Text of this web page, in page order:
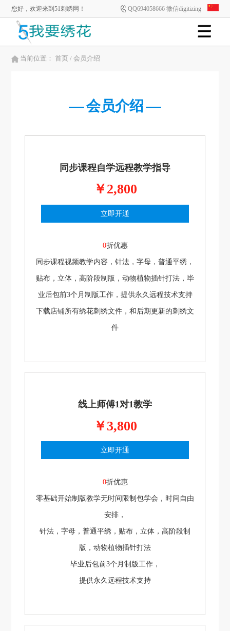
您好，欢迎来到51刺绣网！ QQ694058666 微信digitizing
当前位置：首页 / 会员介绍
会员介绍
同步课程自学远程教学指导
￥2,800
立即开通
0折优惠
同步课程视频教学内容，针法，字母，普通平绣，
贴布，立体，高阶段制版，动物植物插针打法，毕
业后包前3个月制版工作，提供永久远程技术支持
下载店铺所有绣花刺绣文件，和后期更新的刺绣文
件
线上师傅1对1教学
￥3,800
立即开通
0折优惠
零基础开始制版教学无时间限制包学会，时间自由
安排，
针法，字母，普通平绣，贴布，立体，高阶段制
版，动物植物插针打法
毕业后包前3个月制版工作，
提供永久远程技术支持